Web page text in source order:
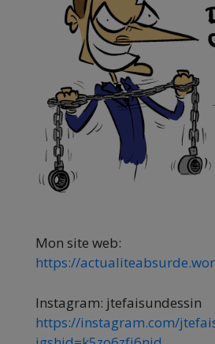
Mon site web:
https://
Instagram: jtefaisundessin
https://instagram.com/